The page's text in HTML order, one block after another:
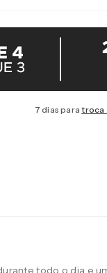
7 dias paratroca
todo o dia e